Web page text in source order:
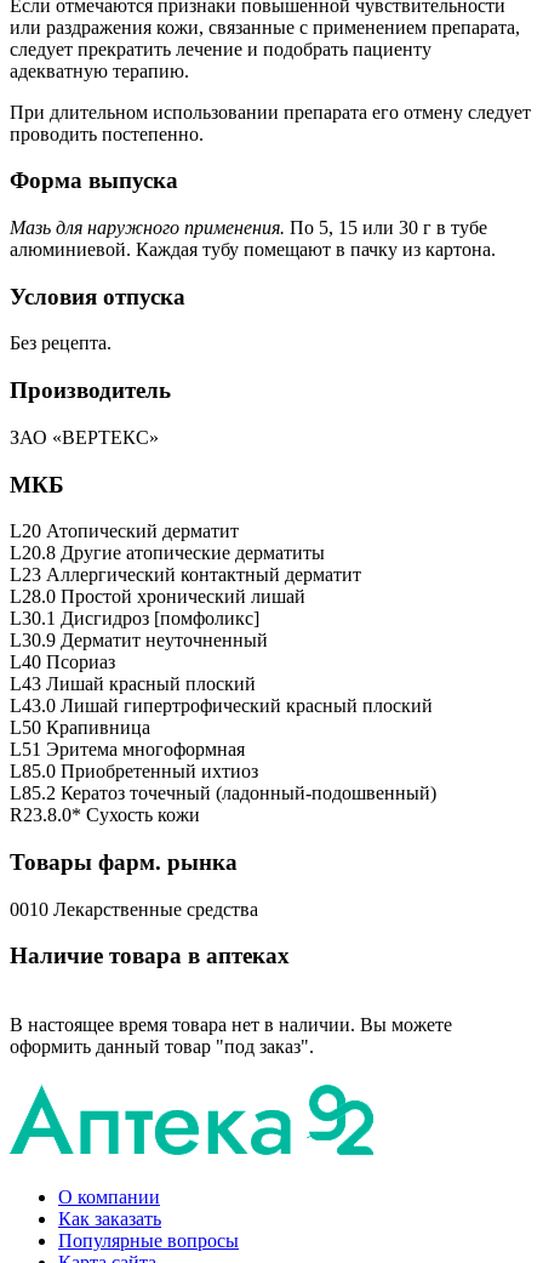
Если отмечаются признаки повышенной чувствительности
или раздражения кожи, связанные с применением препарата,
следует прекратить лечение и подобрать пациенту
адекватную терапию.
При длительном использовании препарата его отмену следует
проводить постепенно.
Форма выпуска
Мазь для наружного применения. По 5, 15 или 30 г в тубе
алюминиевой. Каждая тубу помещают в пачку из картона.
Условия отпуска
Без рецепта.
Производитель
ЗАО «ВЕРТЕКС»
МКБ
L20 Атопический дерматит
L20.8 Другие атопические дерматиты
L23 Аллергический контактный дерматит
L28.0 Простой хронический лишай
L30.1 Дисгидроз [помфоликс]
L30.9 Дерматит неуточненный
L40 Псориаз
L43 Лишай красный плоский
L43.0 Лишай гипертрофический красный плоский
L50 Крапивница
L51 Эритема многоформная
L85.0 Приобретенный ихтиоз
L85.2 Кератоз точечный (ладонный-подошвенный)
R23.8.0* Сухость кожи
Товары фарм. рынка
0010 Лекарственные средства
Наличие товара в аптеках
В настоящее время товара нет в наличии. Вы можете
оформить данный товар "под заказ".
О компании
Как заказать
Популярные вопросы